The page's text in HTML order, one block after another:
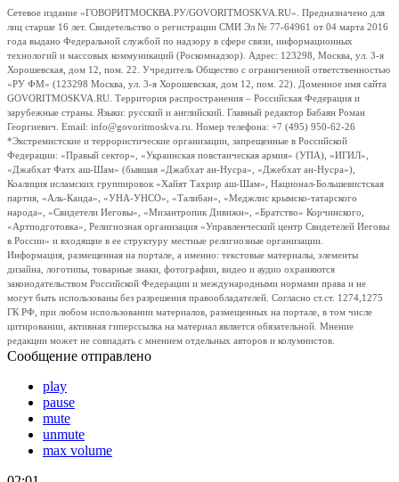
Сетевое издание «ГОВОРИТМОСКВА.РУ/GOVORITMOSKVA.RU». Предназначено для
лиц старше 16 лет. Свидетельство о регистрации СМИ Эл № 77-64961 от 04 марта 2016
года выдано Федеральной службой по надзору в сфере связи, информационных
технологий и массовых коммуникаций (Роскомнадзор). Адрес: 123298, Москва, ул. 3-я
Хорошевская, дом 12, пом. 22. Учредитель Общество с ограниченной ответственностью
«РУ ФМ» (123298 Москва, ул. 3-я Хорошевская, дом 12, пом. 22). Доменное имя сайта
GOVORITMOSKVA.RU. Территория распространения – Российская Федерация и
зарубежные страны. Языки: русский и английский. Главный редактор Бабаян Роман
Георгиевич. Email: info@govoritmoskva.ru. Номер телефона: +7 (495) 950-62-26
*Экстремистские и террористические организации, запрещенные в Российской
Федерации: «Правый сектор», «Украинская повстанческая армия» (УПА), «ИГИЛ»,
«Джабхат Фатх аш-Шам» (бывшая «Джабхат ан-Нусра», «Джебхат ан-Нусра»),
Коалиция исламских группировок «Хайят Тахрир аш-Шам», Национал-Большевистская
партия, «Аль-Каида», «УНА-УНСО», «Талибан», «Меджлис крымско-татарского
народа», «Свидетели Иеговы», «Мизантропик Дивижн», «Братство» Корчинского,
«Артподготовка», Религиозная организация «Управленческий центр Свидетелей Иеговы
в России» и входящие в ее структуру местные религиозные организации.
Информация, размещенная на портале, а именно: текстовые материалы, элементы
дизайна, логотипы, товарные знаки, фотографии, видео и аудио охраняются
законодательством Российской Федерации и международными нормами права и не
могут быть использованы без разрешения правообладателей. Согласно ст.ст. 1274,1275
ГК РФ, при любом использовании материалов, размещенных на портале, в том числе
цитировании, активная гиперссылка на материал является обязательной. Мнение
редакции может не совпадать с мнением отдельных авторов и колумнистов.
Сообщение отправлено
play
pause
mute
unmute
max volume